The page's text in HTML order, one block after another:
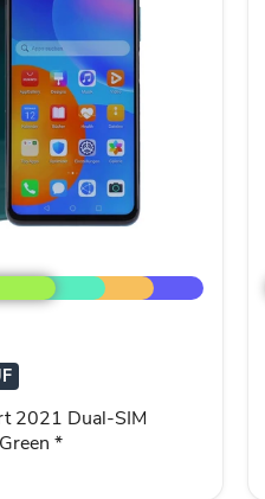
2021 Dual-SIM
*